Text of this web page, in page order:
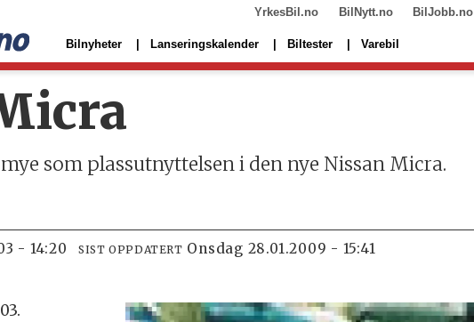
YrkesBil.no BilNytt.no BilJobb.no
Bilnyheter Lanseringskalender Biltester Varebil
som plassutnyttelsen i den nye Nissan Micra.
- 14:20 SIST OPPDATERT onsdag 28.01.2009 - 15:41